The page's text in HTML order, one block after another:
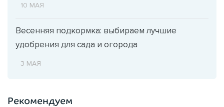
10 МАЯ
Весенняя подкормка: выбираем лучшие
удобрения для сада и огорода
3 МАЯ
Рекомендуем